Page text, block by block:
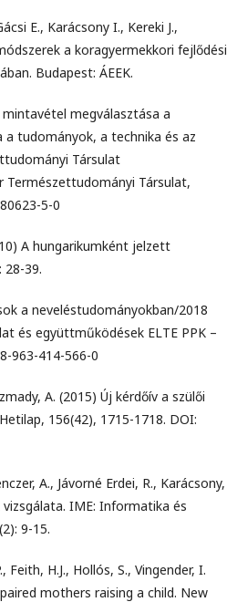
E., Karácsony I., Kereki J.,
a koragyermekkori fejlődési
Budapest: ÁEEK.
megválasztása a
tudományok, a technika és az
Társulat
Társulat,
5-0
A hungarikumként jelzett
28-39.
a neveléstudományokban/2018
és együttműködések ELTE PPK –
963-414-566-0
A. (2015) Új kérdőív a szülői
156(42), 1715-1718. DOI:
A., Jávorné Erdei, R., Karácsony,
IME: Informatika és
9-15.
Feith, H.J., Hollós, S., Vingender, I.
mothers raising a child. New